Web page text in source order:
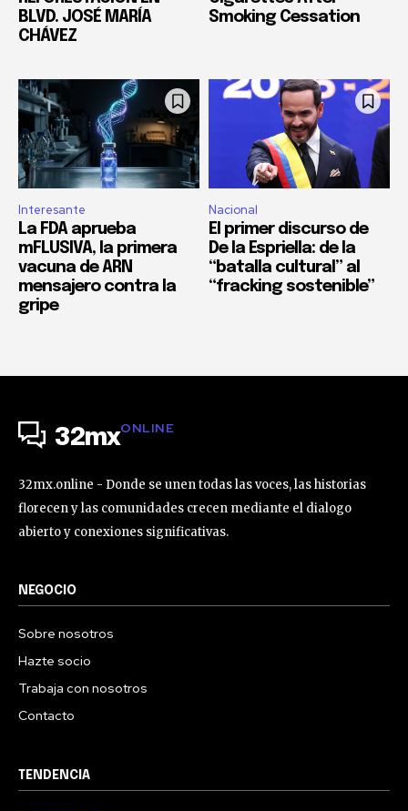
BLVD. JOSÉ MARÍA
CHÁVEZ
Smoking Cessation
Interesante
La FDA aprueba
mFLUSIVA, la primera
vacuna de ARN
mensajero contra la
gripe
Nacional
El primer discurso de
De la Espriella: de la
“batalla cultural” al
“fracking sostenible”
32mxONLINE
32mx.online - Donde se unen todas las voces, las historias
florecen y las comunidades crecen mediante el dialogo
abierto y conexiones significativas.
NEGOCIO
Sobre nosotros
Hazte socio
Trabaja con nosotros
Contacto
TENDENCIA